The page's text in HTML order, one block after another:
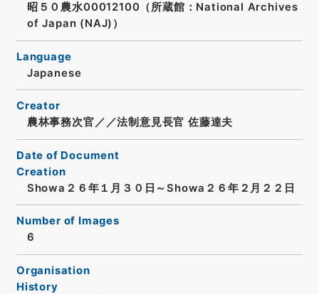
昭５０農水00012100（所蔵館：National Archives
of Japan (NAJ)）
Language
Japanese
Creator
農林事務次官／／法制意見長官 佐藤達夫
Date of Document
Creation
Showa２６年１月３０日～Showa２６年２月２２日
Number of Images
6
Organisation
History